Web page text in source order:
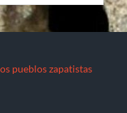
pueblos zapatistas